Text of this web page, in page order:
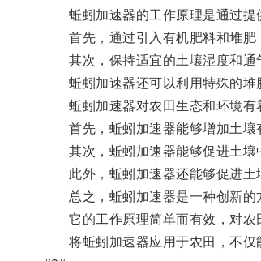
蚯蚓加速器的工作原理是通过提
首先，通过引入有机肥料和堆肥
其次，保持适宜的土壤湿度和通
蚯蚓加速器还可以利用特殊的堆
蚯蚓加速器对农田生态和环境有
首先，蚯蚓加速器能够增加土壤
其次，蚯蚓加速器能够促进土壤
此外，蚯蚓加速器还能够促进土
总之，蚯蚓加速器是一种创新的
它的工作原理简单而有效，对农
将蚯蚓加速器应用于农田，不仅能